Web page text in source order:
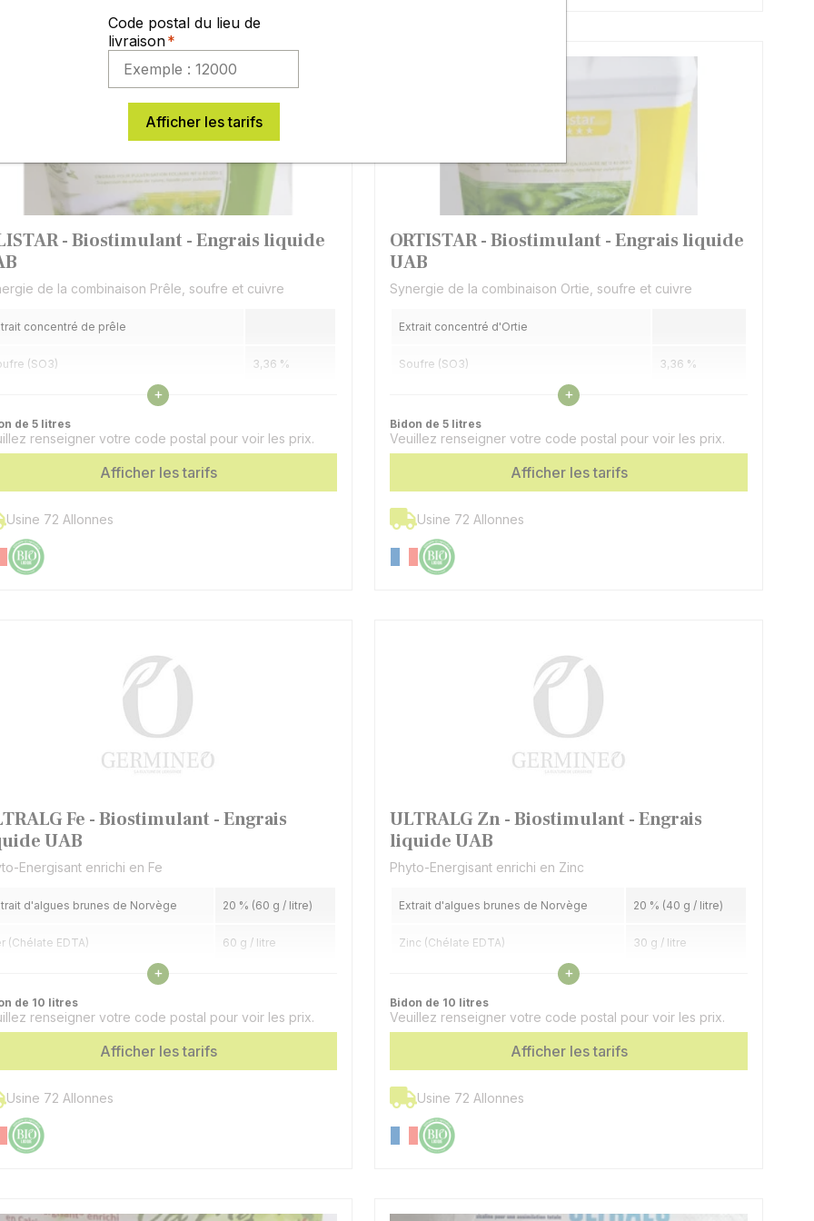
- Biostimulant - Engrais liquide
de la combinaison Prêle, soufre et cuivre
concentré de prêle
(SO3) 3,36 %
Voir les caractéristiques
+
de 5 litres
renseigner votre code postal pour voir les prix.
Afficher les tarifs
Usine 72 Allonnes
ORTISTAR - Biostimulant - Engrais liquide
UAB
Synergie de la combinaison Ortie, soufre et cuivre
Extrait concentré d'Ortie
Soufre (SO3) 3,36 %
Voir les caractéristiques
+
Bidon de 5 litres
Veuillez renseigner votre code postal pour voir les prix.
Afficher les tarifs
Usine 72 Allonnes
Fe - Biostimulant - Engrais
UAB
Energisant enrichi en Fe
d'algues brunes de Norvège 20 % (60 g / litre)
(Chélate EDTA) 60 g / litre
Voir les caractéristiques
+
de 10 litres
renseigner votre code postal pour voir les prix.
Afficher les tarifs
Usine 72 Allonnes
ULTRALG Zn - Biostimulant - Engrais
liquide UAB
Phyto-Energisant enrichi en Zinc
Extrait d'algues brunes de Norvège 20 % (40 g / litre)
Zinc (Chélate EDTA) 30 g / litre
Voir les caractéristiques
+
Bidon de 10 litres
Veuillez renseigner votre code postal pour voir les prix.
Afficher les tarifs
Usine 72 Allonnes
Code postal du lieu de
livraison
Afficher les tarifs